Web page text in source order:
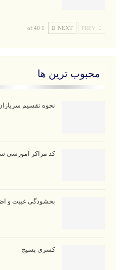
NEXT
1 of 40
محبوب ترین ها
نحوه تقسیم
کد مراکز آموزشی
بخشودگی غیبت و
کسری بسیج